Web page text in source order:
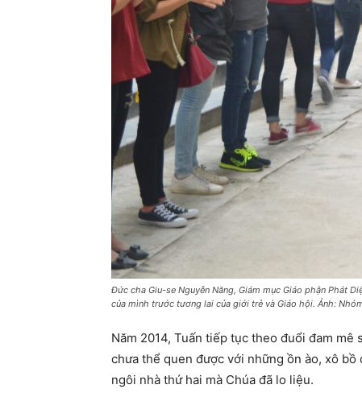
Đức cha Giu-se Nguyễn Năng, Giám mục Giáo phận Phát
của mình trước tương lai của giới trẻ và Giáo hội. Ảnh:
Năm 2014, Tuấn tiếp tục theo đuổi đam
chưa thể quen được với những ồn ào, xô
ngôi nhà thứ hai mà Chúa đã lo liệu.